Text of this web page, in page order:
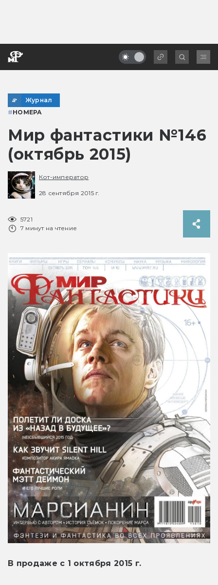
Журнал
#НОМЕРА
Мир фантастики №146
(октябрь 2015)
Кот-император
28 сентября 2015 г.
5721
7 минут на чтение
В продаже с 1 октября 2015 г.